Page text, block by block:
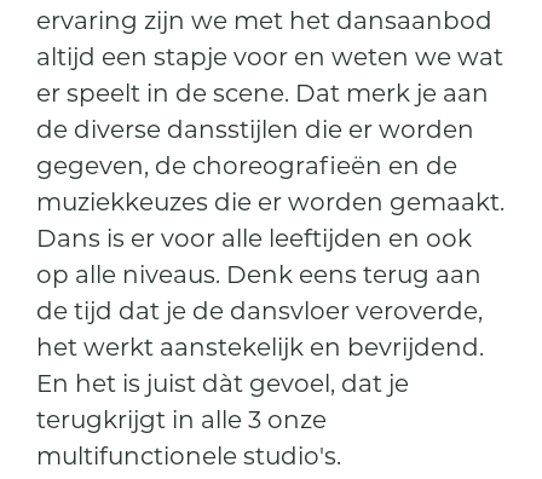
ervaring zijn we met het dansaanbod
altijd een stapje voor en weten we wat
er speelt in de scene. Dat merk je aan
de diverse dansstijlen die er worden
gegeven, de choreografieën en de
muziekkeuzes die er worden gemaakt.
Dans is er voor alle leeftijden en ook
op alle niveaus. Denk eens terug aan
de tijd dat je de dansvloer veroverde,
het werkt aanstekelijk en bevrijdend.
En het is juist dàt gevoel, dat je
terugkrijgt in alle 3 onze
multifunctionele studio's.